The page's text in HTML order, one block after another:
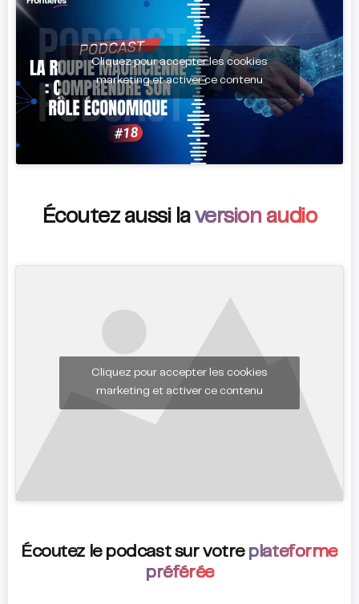
Cliquez pour accepter les cookies
marketing et activer ce contenu
Écoutez aussi la version audio
Cliquez pour accepter les cookies
marketing et activer ce contenu
Écoutez le podcast sur votre plateforme
préférée